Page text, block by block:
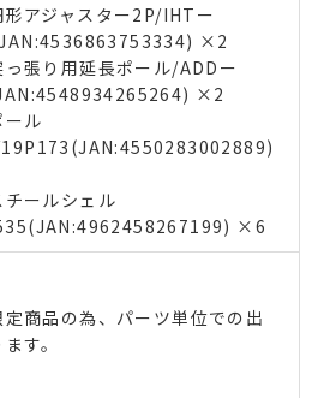
形アジャスター2P/IHTー
×2
っ張り用延長ポール/ADDー
×2
ール
チールシェル
×6
定商品の為、パーツ単位での出
す。